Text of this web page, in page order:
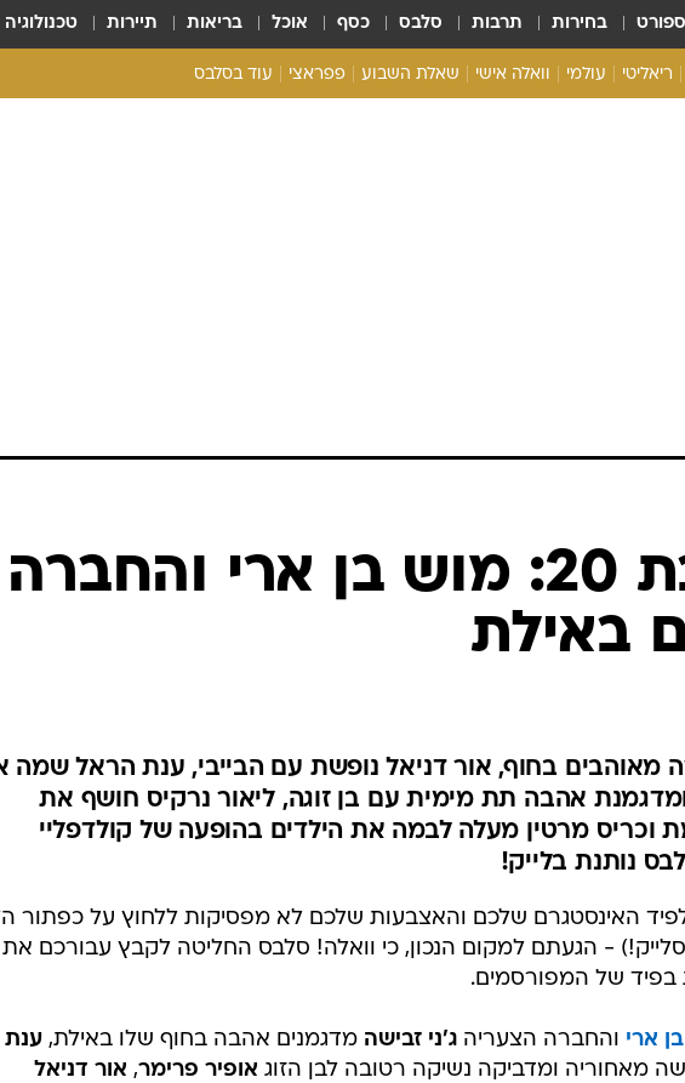
ספורט בחירות תרבות סלבס כסף אוכל בריאות תיירות טכנולוגיה
ריאליטי עולמי וואלה אישי שאלת השבוע פפראצי עוד בסלבס
אהבה בת 20: מוש בן ארי והחברה
באילת
מאוהבים בחוף, אור דניאל נופשת עם הבייבי, ענת הראל שמה
אהבה תת מימית עם בן זוגה, ליאור נרקיס חושף את
מרטין מעלה לבמה את הילדים בהופעה של קולדפליי
נותנת בלייק!
האינסטגרם שלכם והאצבעות שלכם לא מפסיקות ללחוץ על כפתור
- הגעתם למקום הנכון, כי וואלה! סלבס החליטה לקבץ עבורכם את
בפיד של המפורסמים.
ארי והחברה הצעריה ג'ני זבישה מדגמנים אהבה בחוף שלו באילת, ענת
מאחוריה ומדביקה נשיקה רטובה לבן הזוג אופיר פרימר, אור דניאל